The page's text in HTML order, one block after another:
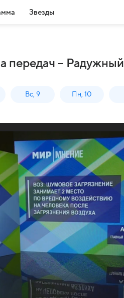
Звезды
передач – Радужный
Вс, 9 Пн, 10